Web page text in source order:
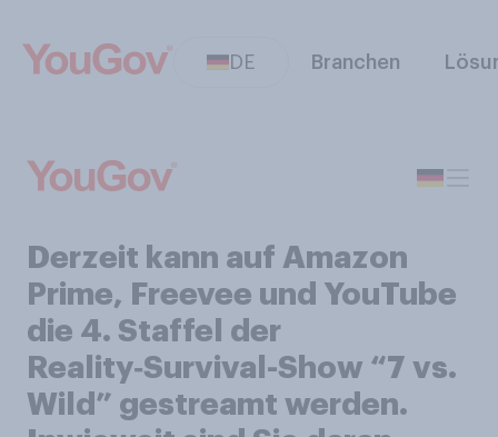
DE Branchen
Derzeit kann auf Amazon
Prime, Freevee und YouTube
die 4. Staffel der
Reality‑Survival-Show “7 vs.
Wild” gestreamt werden.